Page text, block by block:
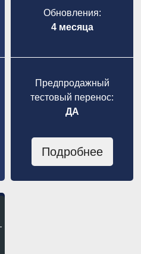
Обновления:
4 месяца
Предпродажный
тестовый перенос:
ДА
Подробнее